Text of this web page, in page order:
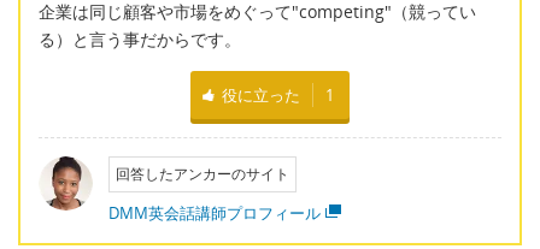
企業は同じ顧客や市場をめぐって"competing"（競ってい
る）と言う事だからです。
役に立った 1
回答したアンカーのサイト
DMM英会話講師プロフィール